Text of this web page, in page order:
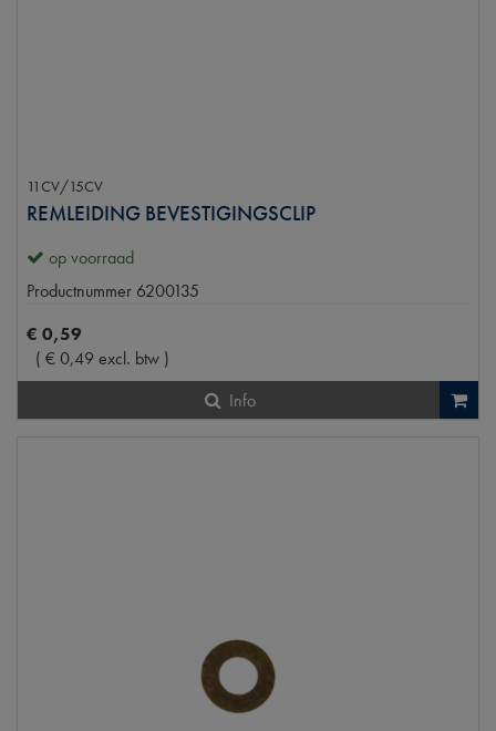
11CV/15CV
REMLEIDING BEVESTIGINGSCLIP
op voorraad
Productnummer 6200135
€ 0,59
( €0,49 excl. btw )
Info